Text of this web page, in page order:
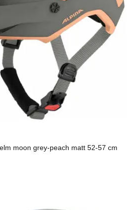
moon grey-peach matt 52-57 cm